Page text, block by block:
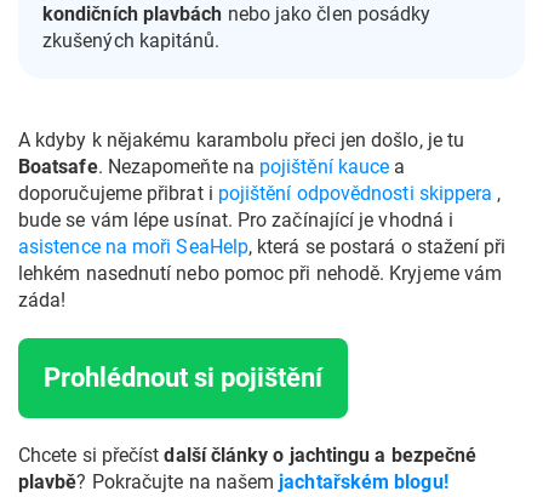
kondičních plavbách nebo jako člen posádky
zkušených kapitánů.
A kdyby k nějakému karambolu přeci jen došlo, je tu
Boatsafe. Nezapomeňte na pojištění kauce a
doporučujeme přibrat i pojištění odpovědnosti skippera ,
bude se vám lépe usínat. Pro začínající je vhodná i
asistence na moři SeaHelp, která se postará o stažení při
lehkém nasednutí nebo pomoc při nehodě. Kryjeme vám
záda!
Prohlédnout si pojištění
Chcete si přečístdalší články o jachtingu a bezpečné
plavbě? Pokračujte na našemjachtařském blogu!